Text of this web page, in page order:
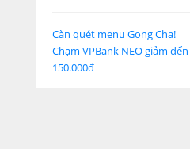
Càn quét menu Gong Cha!
Chạm VPBank NEO giảm đến
150.000đ